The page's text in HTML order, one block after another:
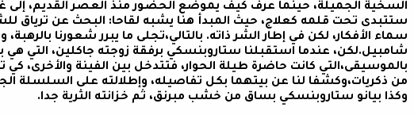
السخية الجميلة، حينما عرف كيف يموضع الحضور منذ العصر القديم، إلى
ستتبدى تحت قلمه كعلاج، حيث المبدأ هنا يشبه لقاحا: البحث عن ترياق
سماء الأفكار، لكن في إطار الشر ذاته. بالتالي،تجلى ما يبرر شعورنا
شامبيل.لكن، عندما استقبلنا ستاروبنسكي برفقة زوجته جاكلين، التي هي
بالموسيقى،التي كانت حاضرة طيلة الحوار، فتتدخل بين الفينة والأخرى،
من ذكريات،وكشفا لنا عن بيتهما بكل تفاصيله، وإطلالته على السلسلة
وكذا بيانو ستاروبنسكي بساق من خشب مبرنق، ثم خزانته الثرية جدا.